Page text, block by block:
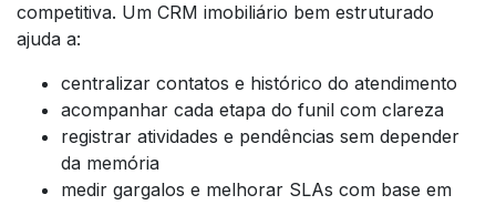
competitiva. Um CRM imobiliário bem estruturado
ajuda a:
centralizar contatos e histórico do atendimento
acompanhar cada etapa do funil com clareza
registrar atividades e pendências sem depender
da memória
medir gargalos e melhorar SLAs com base em